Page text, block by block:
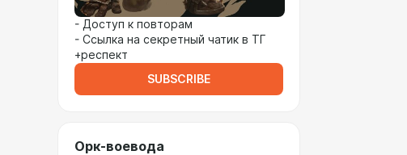
- Доступ к повторам
- Ссылка на секретный чатик в ТГ
+респект
SUBSCRIBE
Орк-воевода